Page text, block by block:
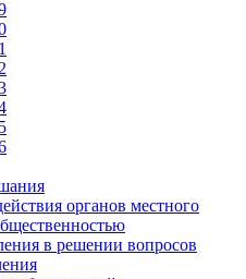
органов местного
в решении вопросов